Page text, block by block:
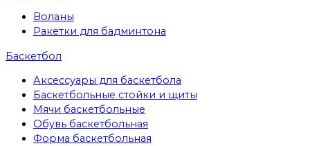
Воланы
Ракетки для бадминтона
Баскетбол
Аксессуары для баскетбола
Баскетбольные стойки и щиты
Мячи баскетбольные
Обувь баскетбольная
Форма баскетбольная